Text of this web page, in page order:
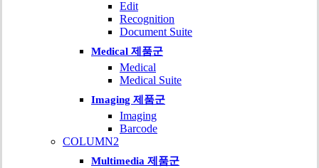
Edit
Recognition
Document Suite
Medical 제품군
Medical
Medical Suite
Imaging 제품군
Imaging
Barcode
COLUMN2
Multimedia 제품군